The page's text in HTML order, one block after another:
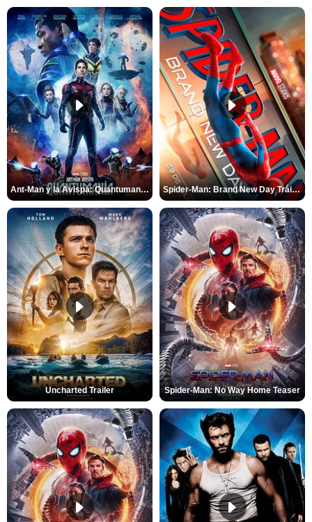
Ant-Man y la Avispa: Quantumanía Tráiler (2) Spider-Man: Brand New Day Tráiler (3)
Uncharted Trailer Spider-Man: No Way Home Teaser